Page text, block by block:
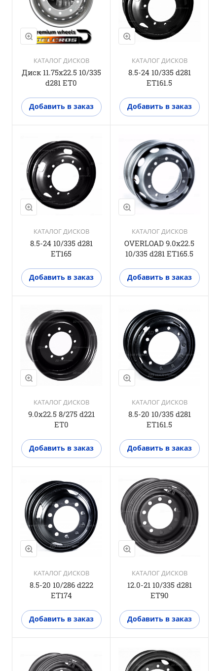
КАТАЛОГ ДИСКОВ
Диск 11.75x22.5 10/335
d281 ET0
Добавить в заказ
КАТАЛОГ ДИСКОВ
8.5-24 10/335 d281
ET161.5
Добавить в заказ
КАТАЛОГ ДИСКОВ
8.5-24 10/335 d281
ET165
Добавить в заказ
КАТАЛОГ ДИСКОВ
OVERLOAD 9.0x22.5
10/335 d281 ET165.5
Добавить в заказ
КАТАЛОГ ДИСКОВ
9.0x22.5 8/275 d221
ET0
Добавить в заказ
КАТАЛОГ ДИСКОВ
8.5-20 10/335 d281
ET161.5
Добавить в заказ
КАТАЛОГ ДИСКОВ
8.5-20 10/286 d222
ET174
Добавить в заказ
КАТАЛОГ ДИСКОВ
12.0-21 10/335 d281
ET90
Добавить в заказ